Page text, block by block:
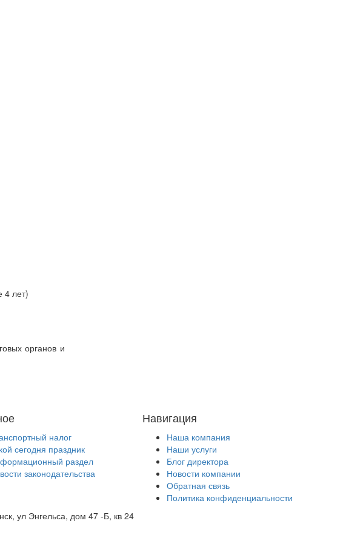
4 лет)
органов и
налог
сегодня праздник
раздел
законодательства
Навигация
Наша компания
Наши услуги
Блог директора
Новости компании
Обратная связь
Политика конфиденциальности
ул Энгельса, дом 47 -Б, кв 24